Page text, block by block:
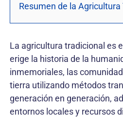
Resumen de la Agricultura
La agricultura tradicional es
erige la historia de la
inmemoriales, las
tierra utilizando métodos
generación en generación,
entornos locales y recursos